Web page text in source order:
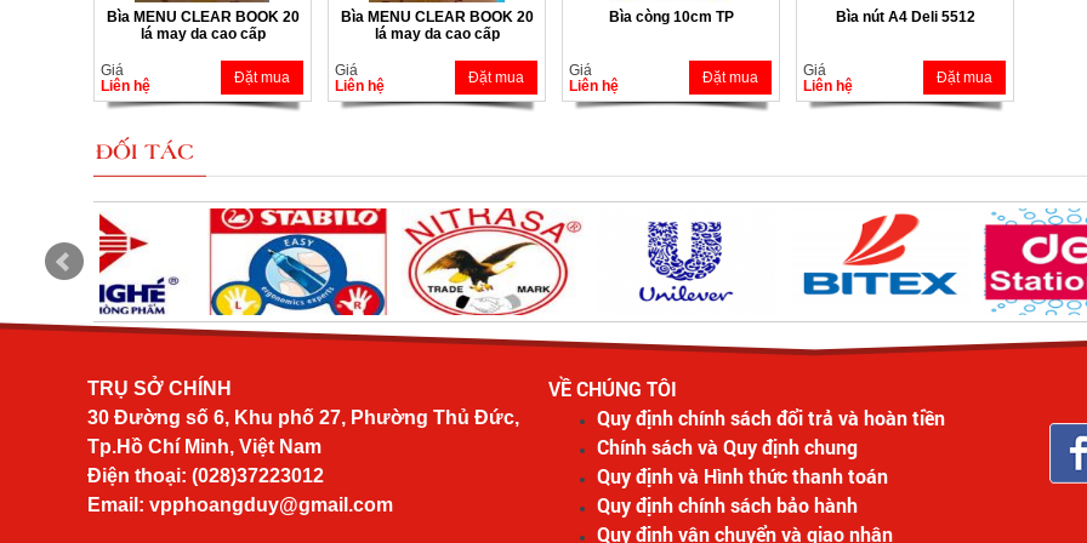
Bìa MENU CLEAR BOOK 20
lá may da cao cấp
Giá
Liên hệ
Đặt mua
Bìa MENU CLEAR BOOK 20
lá may da cao cấp
Giá
Liên hệ
Đặt mua
Bìa còng 10cm TP
Giá
Liên hệ
Đặt mua
Bìa nút A4 Deli 5512
Giá
Liên hệ
Đặt mua
ĐỐI TÁC
TRỤ SỞ CHÍNH
30 Đường số 6, Khu phố 27, Phường Thủ Đức,
Tp.Hồ Chí Minh, Việt Nam
Điện thoại: (028)37223012
Email: vpphoangduy@gmail.com
VỀ CHÚNG TÔI
Quy định chính sách đổi trả và hoàn tiền
Chính sách và Quy định chung
Quy định và Hình thức thanh toán
Quy định chính sách bảo hành
Quy định vận chuyển và giao nhận